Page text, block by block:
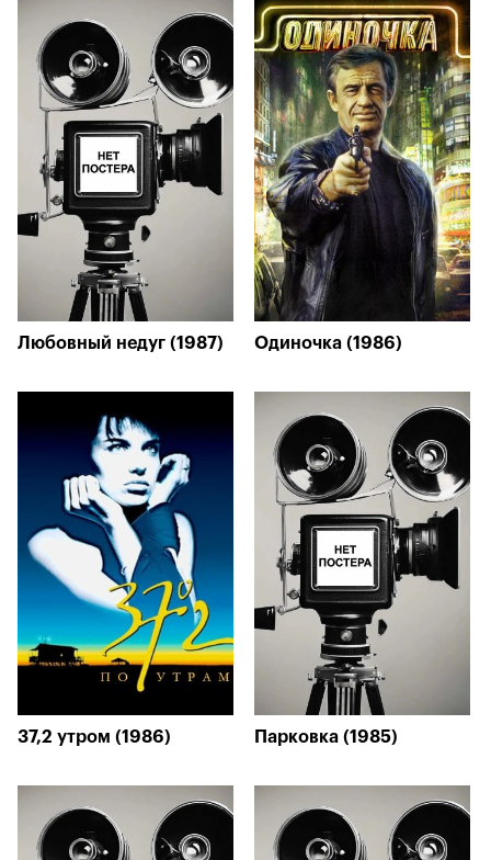
Любовный недуг (1987) Одиночка (1986)
37,2 утром (1986) Парковка (1985)